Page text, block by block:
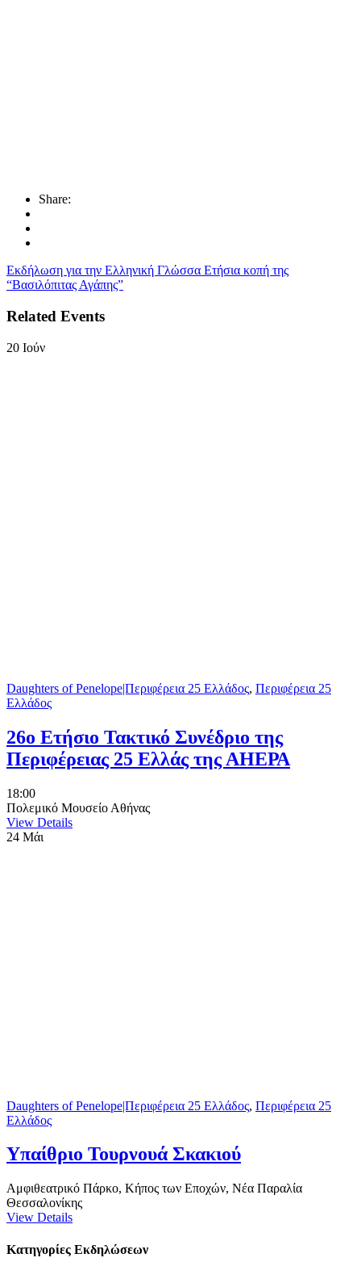
Share:
Εκδήλωση για την Ελληνική Γλώσσα Ετήσια κοπή της
“Βασιλόπιτας Αγάπης”
Related Events
20 Ιούν
Daughters of Penelope|Περιφέρεια 25 Ελλάδος, Περιφέρεια 25
Ελλάδος
26ο Ετήσιο Τακτικό Συνέδριο της
Περιφέρειας 25 Ελλάς της ΑΗΕΡΑ
18:00
Πολεμικό Μουσείο Αθήνας
View Details
24 Μάι
Daughters of Penelope|Περιφέρεια 25 Ελλάδος, Περιφέρεια 25
Ελλάδος
Υπαίθριο Τουρνουά Σκακιού
Αμφιθεατρικό Πάρκο, Κήπος των Εποχών, Νέα Παραλία
Θεσσαλονίκης
View Details
Κατηγορίες Εκδηλώσεων